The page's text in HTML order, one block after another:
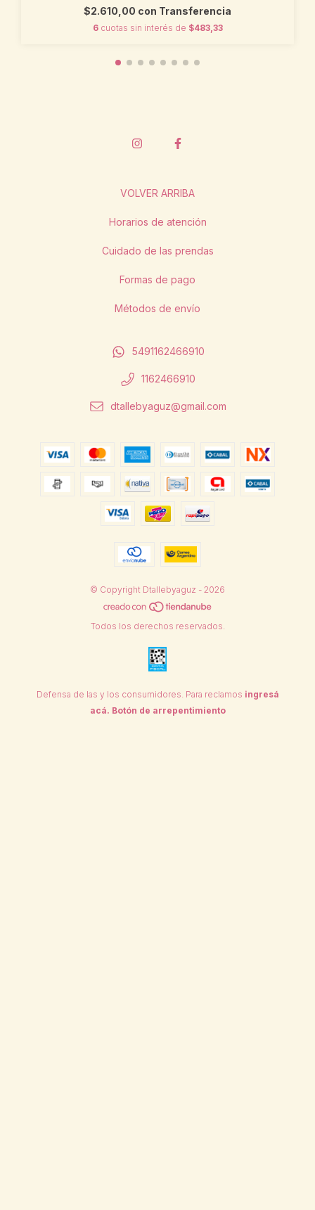
$2.610,00 con Transferencia
6 cuotas sin interés de $483,33
VOLVER ARRIBA
Horarios de atención
Cuidado de las prendas
Formas de pago
Métodos de envío
5491162466910
1162466910
dtallebyaguz@gmail.com
© Copyright Dtallebyaguz - 2026
Todos los derechos reservados.
Defensa de las y los consumidores. Para reclamos ingresá
acá. Botón de arrepentimiento